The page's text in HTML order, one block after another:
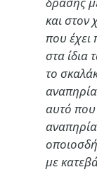
και στον
που έχει
στα ίδια
το
αυτό που
με